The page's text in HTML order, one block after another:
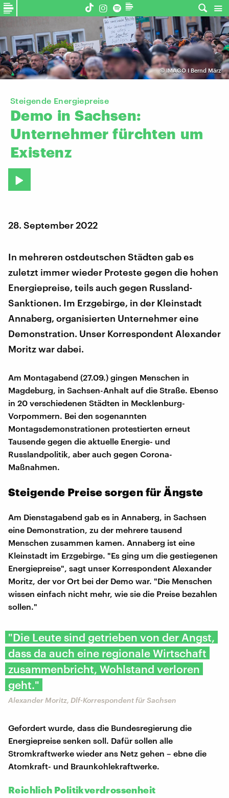
©IMAGO I Bernd März
Steigende Energiepreise
Demo in Sachsen:
Unternehmer fürchten um
Existenz
28. September 2022
In mehreren ostdeutschen Städten gab es
zuletzt immer wieder Proteste gegen die hohen
Energiepreise, teils auch gegen Russland-
Sanktionen. Im Erzgebirge, in der Kleinstadt
Annaberg, organisierten Unternehmer eine
Demonstration. Unser Korrespondent Alexander
Moritz war dabei.
Am Montagabend (27.09.) gingen Menschen in
Magdeburg, in Sachsen-Anhalt auf die Straße. Ebenso
in 20 verschiedenen Städten in Mecklenburg-
Vorpommern. Bei den sogenannten
Montagsdemonstrationen protestierten erneut
Tausende gegen die aktuelle Energie- und
Russlandpolitik, aber auch gegen Corona-
Maßnahmen.
Steigende Preise sorgen für Ängste
Am Dienstagabend gab es in Annaberg, in Sachsen
eine Demonstration, zu der mehrere tausend
Menschen zusammen kamen. Annaberg ist eine
Kleinstadt im Erzgebirge. "Es ging um die gestiegenen
Energiepreise", sagt unser Korrespondent Alexander
Moritz, der vor Ort bei der Demo war. "Die Menschen
wissen einfach nicht mehr, wie sie die Preise bezahlen
sollen."
"Die Leute sind getrieben von der Angst,
dass da auch eine regionale Wirtschaft
zusammenbricht, Wohlstand verloren
geht."
Alexander Moritz, Dlf-Korrespondent für Sachsen
Gefordert wurde, dass die Bundesregierung die
Energiepreise senken soll. Dafür sollen alle
Stromkraftwerke wieder ans Netz gehen – ebne die
Atomkraft- und Braunkohlekraftwerke.
Reichlich Politikverdrossenheit